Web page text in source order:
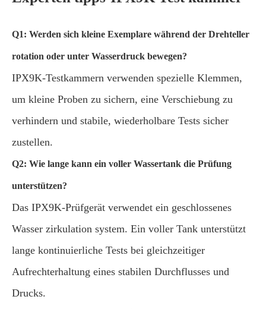
Q1: Werden sich kleine Exemplare während der Drehteller
rotation oder unter Wasserdruck bewegen?
IPX9K-Testkammern verwenden spezielle Klemmen,
um kleine Proben zu sichern, eine Verschiebung zu
verhindern und stabile, wiederholbare Tests sicher
zustellen.
Q2: Wie lange kann ein voller Wassertank die Prüfung
unterstützen?
Das IPX9K-Prüfgerät verwendet ein geschlossenes
Wasser zirkulation system. Ein voller Tank unterstützt
lange kontinuierliche Tests bei gleichzeitiger
Aufrechterhaltung eines stabilen Durchflusses und
Drucks.